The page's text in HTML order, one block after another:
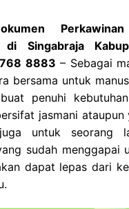
di Singabraja
8883 – Sebagai
bersama untuk
penuhi
jasmani
untuk seorang
sudah menggapai
dapat lepas dari